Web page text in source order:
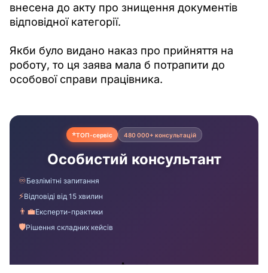
внесена до акту про знищення документів
відповідної категорії.
Якби було видано наказ про прийняття на
роботу, то ця заява мала б потрапити до
особової справи працівника.